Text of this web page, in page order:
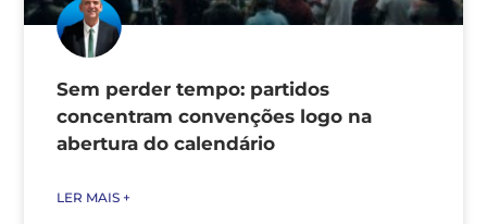
Sem perder tempo: partidos
concentram convenções logo na
abertura do calendário
LER MAIS +